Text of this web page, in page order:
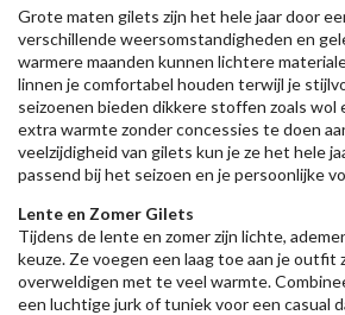
Grote maten gilets zijn het hele jaar door
verschillende weersomstandigheden en
warmere maanden kunnen lichtere
linnen je comfortabel houden terwijl je
seizoenen bieden dikkere stoffen zoals wol
extra warmte zonder concessies te doen
veelzijdigheid van gilets kun je ze het hele
passend bij het seizoen en je persoonlijke
Lente en Zomer Gilets
Tijdens de lente en zomer zijn lichte,
keuze. Ze voegen een laag toe aan je outfit
overweldigen met te veel warmte.
een luchtige jurk of tuniek voor een casual